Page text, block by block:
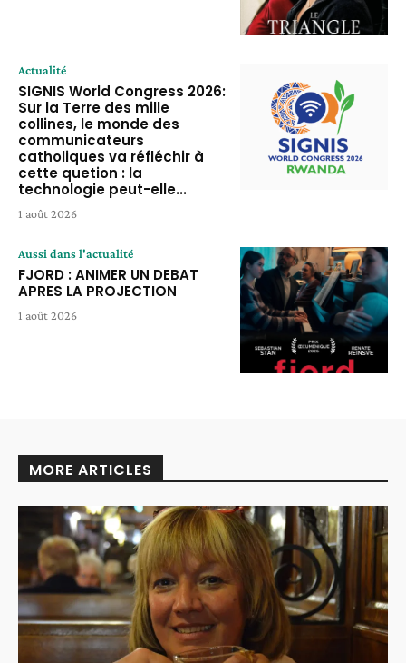
Actualité
SIGNIS World Congress 2026:
Sur la Terre des mille
collines, le monde des
communicateurs
catholiques va réfléchir à
cette quetion : la
technologie peut-elle...
1 août 2026
Aussi dans l'actualité
FJORD : ANIMER UN DEBAT
APRES LA PROJECTION
1 août 2026
MORE ARTICLES